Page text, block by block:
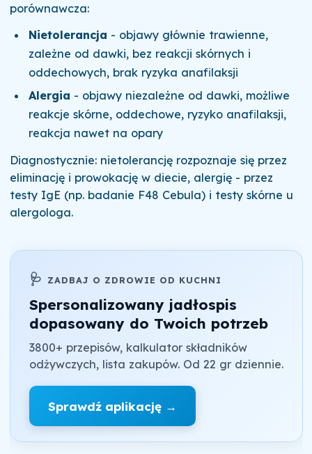
porównawcza:
Nietolerancja - objawy głównie trawienne,
zależne od dawki, bez reakcji skórnych i
oddechowych, brak ryzyka anafilaksji
Alergia - objawy niezależne od dawki, możliwe
reakcje skórne, oddechowe, ryzyko anafilaksji,
reakcja nawet na opary
Diagnostycznie: nietolerancję rozpoznaje się przez
eliminację i prowokację w diecie, alergię - przez
testy IgE (np. badanie F48 Cebula) i testy skórne u
alergologa.
🩺 ZADBAJ O ZDROWIE OD KUCHNI
Spersonalizowany jadłospis
dopasowany do Twoich potrzeb
3800+ przepisów, kalkulator składników
odżywczych, lista zakupów. Od 22 gr dziennie.
Sprawdź aplikację →